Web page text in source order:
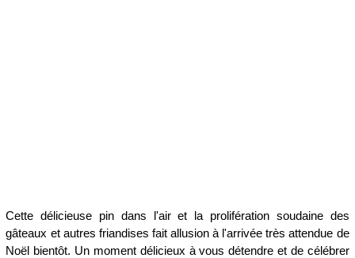
Cette délicieuse pin dans l'air et la prolifération soudaine des
gâteaux et autres friandises fait allusion à l'arrivée très attendue de
Noël bientôt. Un moment délicieux à vous détendre et de célébrer